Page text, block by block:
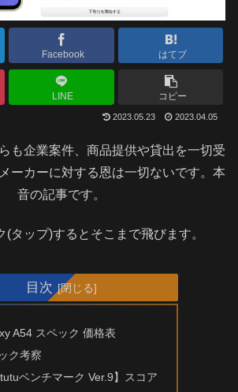
Facebook はてブ
LINE コピー
2023.05.23 2023.04.05
も企業案件、商品提供や貸出を一切受
ーカーに対する恩は一切ないです。本
音の記事です。
(タップ)するとそこまで飛びます。
目次
A54 スペック 価格表
ク考察
ベンチマーク Ver.9】スコア